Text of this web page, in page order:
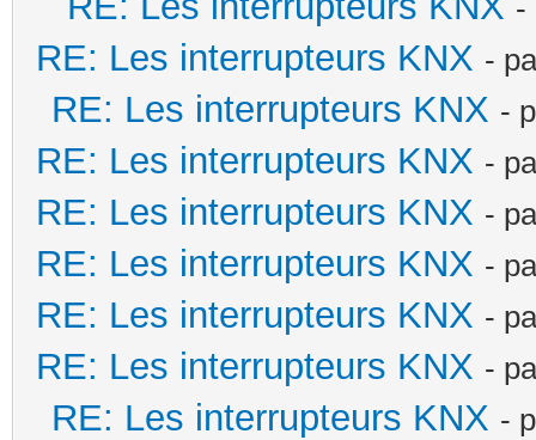
-
RE: Les interrupteurs KNX -
RE: Les interrupteurs KNX -
RE: Les interrupteurs KNX -
RE: Les interrupteurs KNX -
RE: Les interrupteurs KNX -
RE: Les interrupteurs KNX -
RE: Les interrupteurs KNX -
RE: Les interrupteurs KNX -